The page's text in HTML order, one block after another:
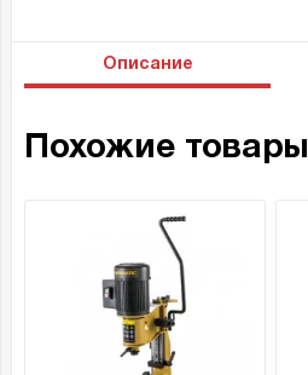
Описание
Похожие товары